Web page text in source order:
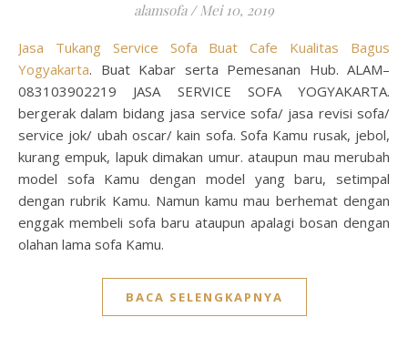
alamsofa / Mei 10, 2019
Jasa Tukang Service Sofa Buat Cafe Kualitas Bagus
Yogyakarta. Buat Kabar serta Pemesanan Hub. ALAM–
083103902219 JASA SERVICE SOFA YOGYAKARTA.
bergerak dalam bidang jasa service sofa/ jasa revisi sofa/
service jok/ ubah oscar/ kain sofa. Sofa Kamu rusak, jebol,
kurang empuk, lapuk dimakan umur. ataupun mau merubah
model sofa Kamu dengan model yang baru, setimpal
dengan rubrik Kamu. Namun kamu mau berhemat dengan
enggak membeli sofa baru ataupun apalagi bosan dengan
olahan lama sofa Kamu.
BACA SELENGKAPNYA